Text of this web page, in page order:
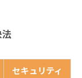
セキュリティ